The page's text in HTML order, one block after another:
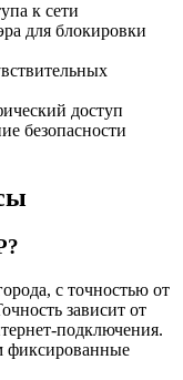
к сети
для блокировки
доступ
безопасности
с точностью от
зависит от
подключения.
фиксированные